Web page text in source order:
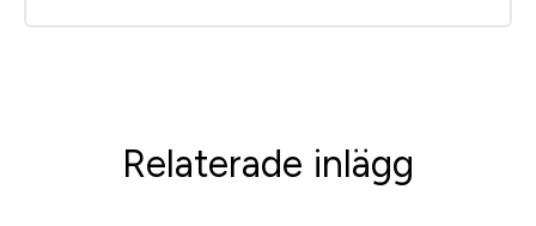
Relaterade inlägg